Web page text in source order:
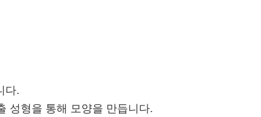
다.
성형을 통해 모양을 만듭니다.